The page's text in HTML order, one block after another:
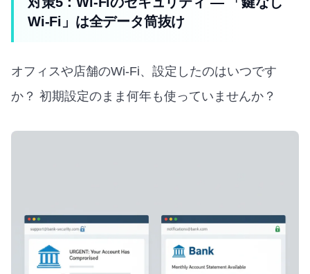
Wi-Fi」は全データ筒抜け
オフィスや店舗のWi-Fi、設定したのはいつです
か？ 初期設定のまま何年も使っていませんか？